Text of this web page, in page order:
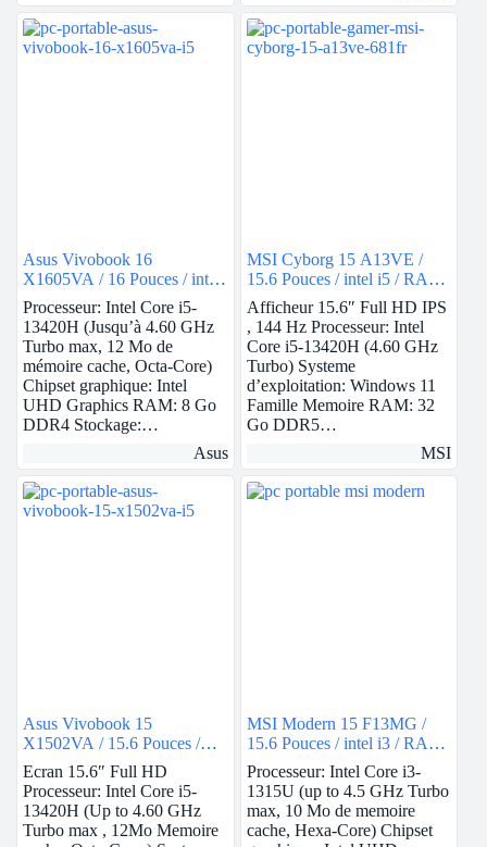
Asus Vivobook 16
X1605VA / 16 Pouces / intel
i5 / RAM 8Go / 512Go SSD
/ Intel UHD
Processeur: Intel Core i5-
13420H (Jusqu’à 4.60 GHz
Turbo max, 12 Mo de
mémoire cache, Octa-Core)
Chipset graphique: Intel
UHD Graphics RAM: 8 Go
DDR4 Stockage:…
Asus
MSI Cyborg 15 A13VE /
15.6 Pouces / intel i5 / RAM
32Go / 512Go SSD / Nvidia
RTX 4050
Afficheur 15.6″ Full HD IPS
, 144 Hz Processeur: Intel
Core i5-13420H (4.60 GHz
Turbo) Systeme
d’exploitation: Windows 11
Famille Memoire RAM: 32
Go DDR5…
MSI
Asus Vivobook 15
X1502VA / 15.6 Pouces /
intel i5 / RAM 8Go / 512Go
SSD / Intel UHD
Ecran 15.6″ Full HD
Processeur: Intel Core i5-
13420H (Up to 4.60 GHz
Turbo max , 12Mo Memoire
MSI Modern 15 F13MG /
15.6 Pouces / intel i3 / RAM
8Go / 512Go SSD / Intel
UHD
Processeur: Intel Core i3-
1315U (up to 4.5 GHz Turbo
max, 10 Mo de memoire
cache, Hexa-Core) Chipset